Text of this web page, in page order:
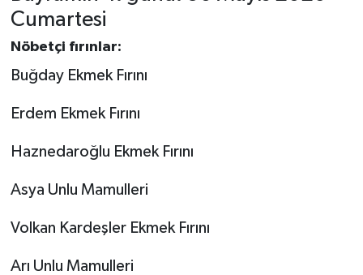
Cumartesi
Nöbetçi fırınlar:
Buğday Ekmek Fırını
Erdem Ekmek Fırını
Haznedaroğlu Ekmek Fırını
Asya Unlu Mamulleri
Volkan Kardeşler Ekmek Fırını
Arı Unlu Mamulleri